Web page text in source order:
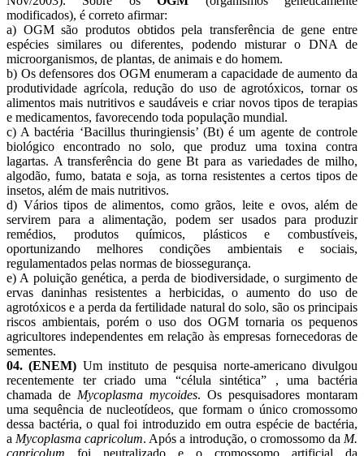
modificados), é correto afirmar:
a) OGM são produtos obtidos pela transferência de gene entre
espécies similares ou diferentes, podendo misturar o DNA de
microorganismos, de plantas, de animais e do homem.
b) Os defensores dos OGM enumeram a capacidade de aumento da
produtividade agrícola, redução do uso de agrotóxicos, tornar os
alimentos mais nutritivos e saudáveis e criar novos tipos de terapias
e medicamentos, favorecendo toda população mundial.
c) A bactéria ‘Bacillus thuringiensis’ (Bt) é um agente de controle
biológico encontrado no solo, que produz uma toxina contra
lagartas. A transferência do gene Bt para as variedades de milho,
algodão, fumo, batata e soja, as torna resistentes a certos tipos de
insetos, além de mais nutritivos.
d) Vários tipos de alimentos, como grãos, leite e ovos, além de
servirem para a alimentação, podem ser usados para produzir
remédios, produtos químicos, plásticos e combustíveis,
oportunizando melhores condições ambientais e sociais,
regulamentados pelas normas de biossegurança.
e) A poluição genética, a perda de biodiversidade, o surgimento de
ervas daninhas resistentes a herbicidas, o aumento do uso de
agrotóxicos e a perda da fertilidade natural do solo, são os principais
riscos ambientais, porém o uso dos OGM tornaria os pequenos
agricultores independentes em relação às empresas fornecedoras de
sementes.
04. (ENEM) Um instituto de pesquisa norte-americano divulgou
recentemente ter criado uma “célula sintética” , uma bactéria
chamada de Mycoplasma mycoides. Os pesquisadores montaram
uma sequência de nucleotídeos, que formam o único cromossomo
dessa bactéria, o qual foi introduzido em outra espécie de bactéria,
a Mycoplasma capricolum. Após a introdução, o cromossomo da M.
capricolum foi neutralizado e o cromossomo artificial da